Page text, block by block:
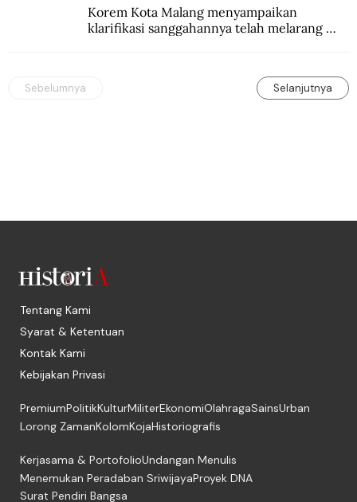
Korem Kota Malang menyampaikan
klarifikasi sanggahannya telah melarang
Sebelumnya Selanjutnya
Tentang Kami
Syarat & Ketentuan
Kontak Kami
Kebijakan Privasi
PremiumPolitikKulturMiliterEkonomiOlahragaSainsUrban
Lorong ZamanKolomKojaHistoriografis
Kerjasama & PortofolioUndangan Menulis
Menemukan Peradaban SriwijayaProyek DNA
Surat Pendiri Bangsa